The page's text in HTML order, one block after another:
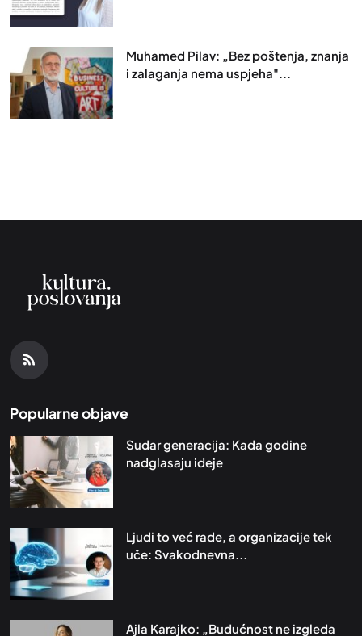
Muhamed Pilav: „Bez poštenja, znanja
i zalaganja nema uspjeha"...
Popularne objave
Sudar generacija: Kada godine
nadglasaju ideje
Ljudi to već rade, a organizacije tek
uče: Svakodnevna...
Ajla Karajko: „Budućnost ne izgleda